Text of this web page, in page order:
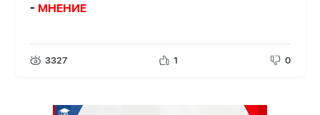
- МНЕНИЕ
3327 1 0